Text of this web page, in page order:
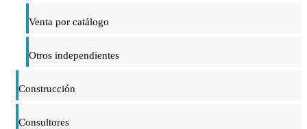
Venta por catálogo
Otros independientes
Construcción
Consultores